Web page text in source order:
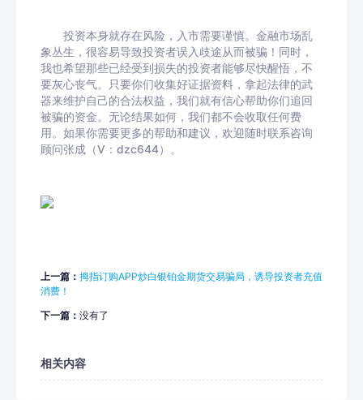
投资本身就存在风险，入市需要谨慎。金融市场乱
象丛生，很容易导致投资者误入歧途从而被骗！同时，
我也希望那些已经受到损失的投资者能够尽快醒悟，不
要灰心丧气。只要你们收集好证据资料，拿起法律的武
器来维护自己的合法权益，我们就有信心帮助你们追回
被骗的资金。无论结果如何，我们都不会收取任何费
用。如果你需要更多的帮助和建议，欢迎随时联系咨询
顾问张成（V：dzc644）。
上一篇： 拇指订购APP炒白银铂金期货交易骗局，诱导投资者充值
消费！
下一篇： 没有了
相关内容